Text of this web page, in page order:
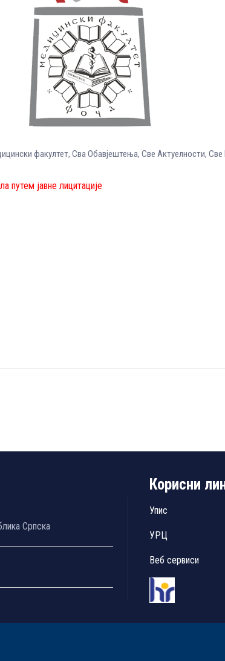
факултет, Сва Обавјештења, Све Aктуелности, Све
путем јавне лицитације
Српска
Корисни
Упис
УРЦ
Веб сервиси